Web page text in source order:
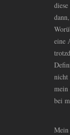
eine
nicht
mein
bei